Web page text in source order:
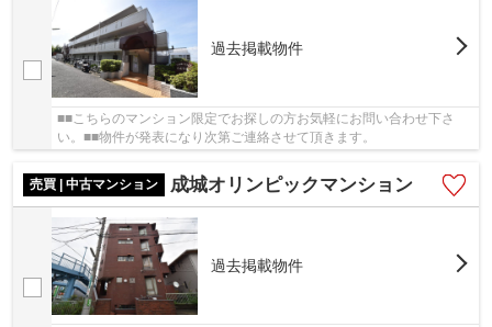
過去掲載物件
■■こちらのマンション限定でお探しの方お気軽にお問い合わせ下さ
い。■■物件が発表になり次第ご連絡させて頂きます。
売買 | 中古マンション 成城オリンピックマンション
過去掲載物件